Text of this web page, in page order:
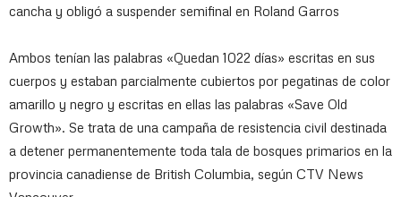
cancha y obligó a suspender semifinal en Roland Garros
Ambos tenían las palabras «Quedan 1022 días» escritas en sus
cuerpos y estaban parcialmente cubiertos por pegatinas de color
amarillo y negro y escritas en ellas las palabras «Save Old
Growth». Se trata de una campaña de resistencia civil destinada
a detener permanentemente toda tala de bosques primarios en la
provincia canadiense de British Columbia, según CTV News